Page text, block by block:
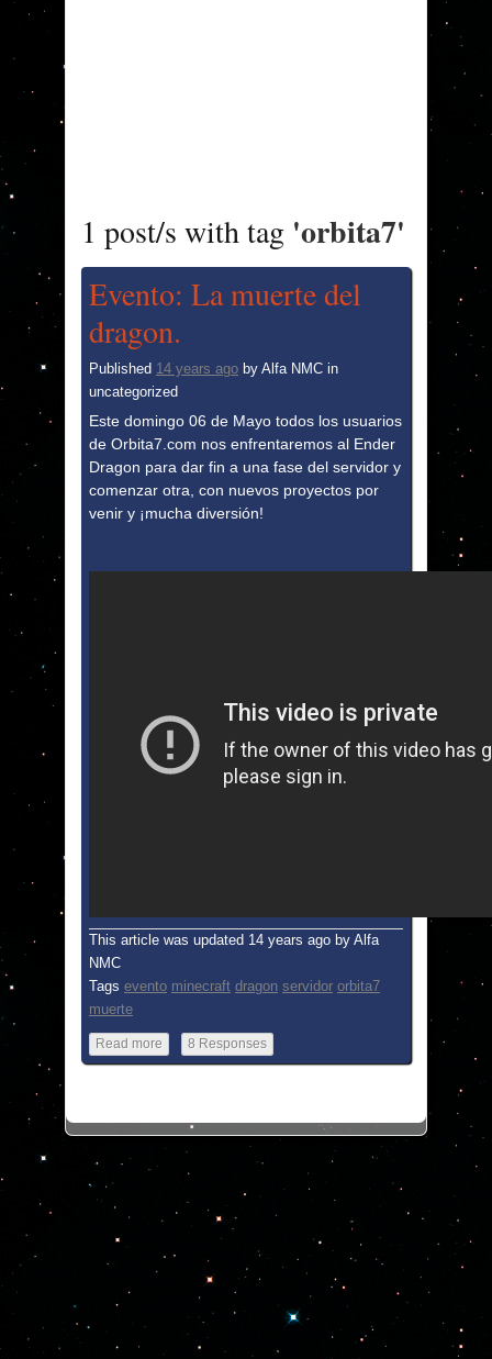
1 post/s with tag 'orbita7'
Evento: La muerte del
dragon.
Published 14 years ago by Alfa NMC in
uncategorized
Este domingo 06 de Mayo todos los usuarios
de Orbita7.com nos enfrentaremos al Ender
Dragon para dar fin a una fase del servidor y
comenzar otra, con nuevos proyectos por
venir y ¡mucha diversión!
This article was updated 14 years ago by Alfa
NMC
Tags evento minecraft dragon servidor orbita7
muerte
Read more 8 Responses